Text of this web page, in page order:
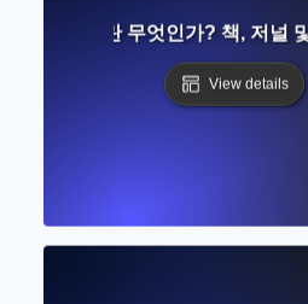
카탈로그란 무엇인가? 책, 저널
View details